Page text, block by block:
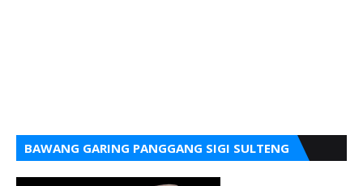
BAWANG GARING PANGGANG SIGI SULTENG